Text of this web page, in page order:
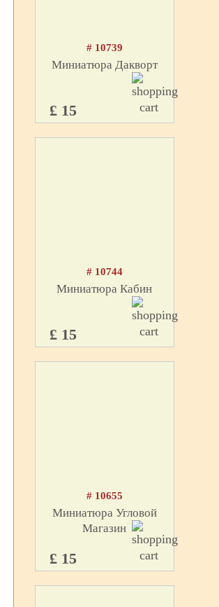
# 10739
Миниатюра Дакворт
£ 15
# 10744
Миниатюра Кабин
£ 15
# 10655
Миниатюра Угловой
Магазин
£ 15